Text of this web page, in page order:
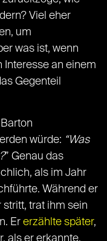
Viel eher
um
was ist, wenn
Interesse an einem
Gegenteil
würde: “Was
” Genau das
als im Jahr
Während er
trat ihm sein
Er erzählte später,
als er erkannte,